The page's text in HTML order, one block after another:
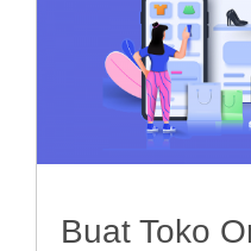
Buat Toko